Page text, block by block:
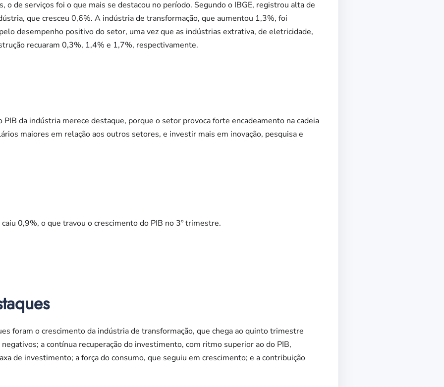
o de serviços foi o que mais se destacou no período. Segundo o IBGE, registrou alta de
que cresceu 0,6%. A indústria de transformação, que aumentou 1,3%, foi
desempenho positivo do setor, uma vez que as indústrias extrativa, de eletricidade,
recuaram 0,3%, 1,4% e 1,7%, respectivamente.
PIB da indústria merece destaque, porque o setor provoca forte encadeamento na cadeia
maiores em relação aos outros setores, e investir mais em inovação, pesquisa e
0,9%, o que travou o crescimento do PIB no 3º trimestre.
foram o crescimento da indústria de transformação, que chega ao quinto trimestre
a contínua recuperação do investimento, com ritmo superior ao do PIB,
de investimento; a força do consumo, que seguiu em crescimento; e a contribuição